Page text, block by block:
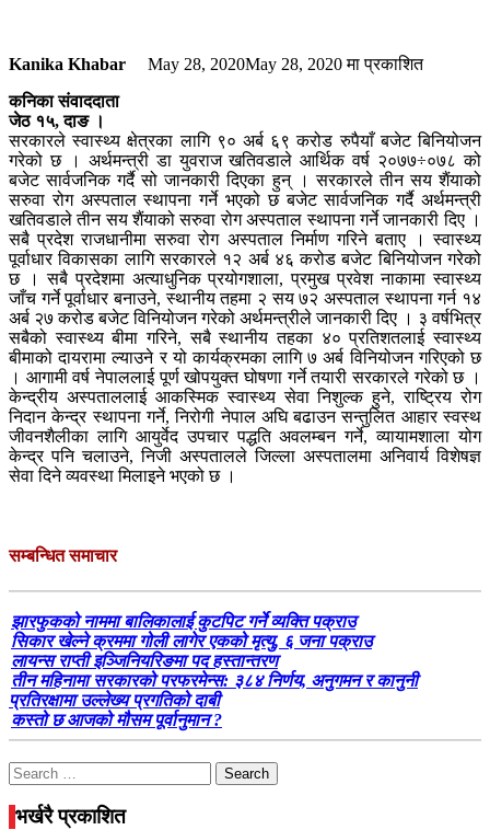
Kanika Khabar May 28, 2020May 28, 2020मा प्रकाशित
कनिका संवाददाता
जेठ १५, दाङ ।
सरकारले स्वास्थ्य क्षेत्रका लागि ९० अर्ब ६९ करोड रुपैयाँ बजेट बिनियोजन
गरेको छ । अर्थमन्त्री डा युवराज खतिवडाले आर्थिक वर्ष २०७७÷०७८ को
बजेट सार्वजनिक गर्दै सो जानकारी दिएका हुन् । सरकारले तीन सय शैंयाको
सरुवा रोग अस्पताल स्थापना गर्ने भएको छ बजेट सार्वजनिक गर्दै अर्थमन्त्री
खतिवडाले तीन सय शैंयाको सरुवा रोग अस्पताल स्थापना गर्ने जानकारी दिए ।
सबै प्रदेश राजधानीमा सरुवा रोग अस्पताल निर्माण गरिने बताए । स्वास्थ्य
पूर्वाधार विकासका लागि सरकारले १२ अर्ब ४६ करोड बजेट बिनियोजन गरेको
छ । सबै प्रदेशमा अत्याधुनिक प्रयोगशाला, प्रमुख प्रवेश नाकामा स्वास्थ्य
जाँच गर्ने पूर्वाधार बनाउने, स्थानीय तहमा २ सय ७२ अस्पताल स्थापना गर्न १४
अर्ब २७ करोड बजेट विनियोजन गरेको अर्थमन्त्रीले जानकारी दिए । ३ वर्षभित्र
सबैको स्वास्थ्य बीमा गरिने, सबै स्थानीय तहका ४० प्रतिशतलाई स्वास्थ्य
बीमाको दायरामा ल्याउने र यो कार्यक्रमका लागि ७ अर्ब विनियोजन गरिएको छ
। आगामी वर्ष नेपाललाई पूर्ण खोपयुक्त घोषणा गर्ने तयारी सरकारले गरेको छ ।
केन्द्रीय अस्पताललाई आकस्मिक स्वास्थ्य सेवा निशुल्क हुने, राष्ट्रिय रोग
निदान केन्द्र स्थापना गर्ने, निरोगी नेपाल अघि बढाउन सन्तुलित आहार स्वस्थ
जीवनशैलीका लागि आयुर्वेद उपचार पद्धति अवलम्बन गर्ने, व्यायामशाला योग
केन्द्र पनि चलाउने, निजी अस्पतालले जिल्ला अस्पतालमा अनिवार्य विशेषज्ञ
सेवा दिने व्यवस्था मिलाइने भएको छ ।
सम्बन्धित समाचार
झारफुकको नाममा बालिकालाई कुटपिट गर्ने व्यक्ति पक्राउ
सिकार खेल्ने क्रममा गोली लागेर एकको मृत्यु, ६ जना पक्राउ
लायन्स राप्ती इञ्जिनियरिङमा पद हस्तान्तरण
तीन महिनामा सरकारको परफरमेन्स: ३८४ निर्णय, अनुगमन र कानुनी
प्रतिरक्षामा उल्लेख्य प्रगतिको दाबी
कस्तो छ आजको मौसम पूर्वानुमान ?
Search
for:
भर्खरै प्रकाशित